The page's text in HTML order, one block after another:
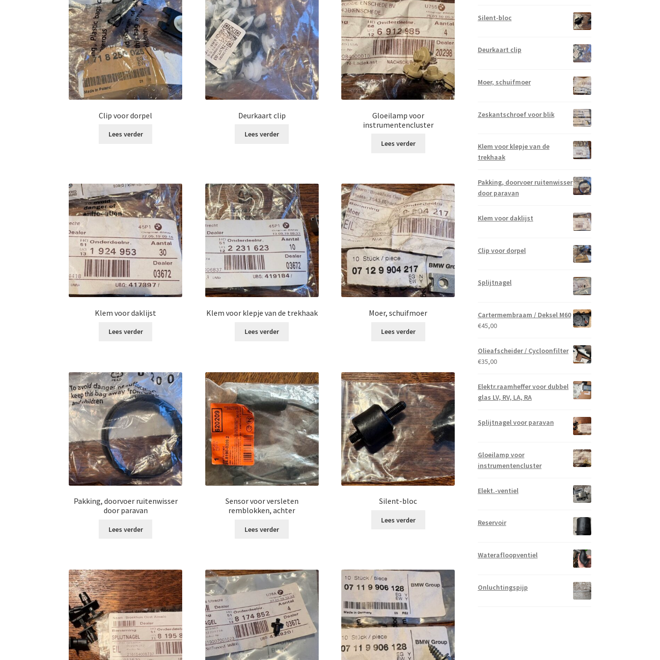
Clip voor dorpel
Lees verder
Deurkaart clip
Lees verder
Gloeilamp voor
instrumentencluster
Lees verder
Klem voor daklijst
Lees verder
Klem voor klepje van de trekhaak
Lees verder
Moer, schuifmoer
Lees verder
Pakking, doorvoer ruitenwisser
door paravan
Lees verder
Sensor voor versleten
remblokken, achter
Lees verder
Silent-bloc
Lees verder
Silent-bloc
Deurkaart clip
Moer, schuifmoer
Zeskantschroef voor blik
Klem voor klepje van de
trekhaak
Pakking, doorvoer ruitenwisser
door paravan
Klem voor daklijst
Clip voor dorpel
Splijtnagel
Cartermembraam / Deksel M60
€45,00
Olieafscheider / Cycloonfilter
€35,00
Elektr.raamheffer voor dubbel
glas LV, RV, LA, RA
Splijtnagel voor paravan
Gloeilamp voor
instrumentencluster
Elekt.-ventiel
Reservoir
Waterafloopventiel
Onluchtingspijp